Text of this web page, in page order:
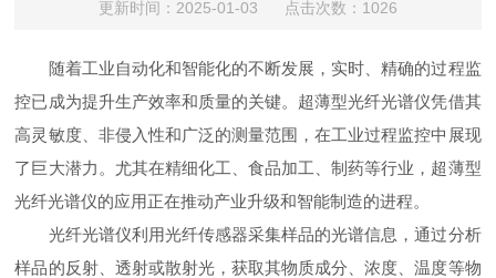
更新时间：2025-01-03 点击次数：1026
随着工业自动化和智能化的不断发展，实时、精确的过程监
控已成为提升生产效率和质量的关键。超薄型光纤光谱仪凭借其
高灵敏度、非侵入性和广泛的测量范围，在工业过程监控中展现
了巨大潜力。尤其在精细化工、食品加工、制药等行业，超薄型
光纤光谱仪的应用正在推动产业升级和智能制造的进程。
光纤光谱仪利用光纤传感器采集样品的光谱信息，通过分析
样品的反射、透射或散射光，获取其物质成分、浓度、温度等物